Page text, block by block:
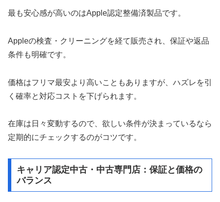
最も安心感が高いのはApple認定整備済製品です。
Appleの検査・クリーニングを経て販売され、保証や返品
条件も明確です。
価格はフリマ最安より高いこともありますが、ハズレを引
く確率と対応コストを下げられます。
在庫は日々変動するので、欲しい条件が決まっているなら
定期的にチェックするのがコツです。
キャリア認定中古・中古専門店：保証と価格の
バランス